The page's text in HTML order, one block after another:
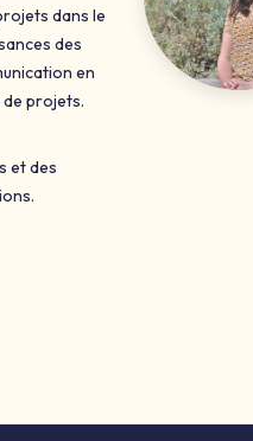
dans le
des
en
projets.
et des